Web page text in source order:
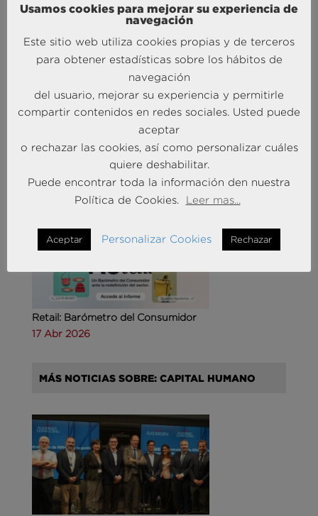
Agencias de viajes: del mostrador al taller de
experiencias
MÁS NOTICIAS SOBRE: CUSTOMER
Retail: Barómetro del Consumidor
17 Abr 2026
MÁS NOTICIAS SOBRE: CAPITAL HUMANO
Usamos cookies para mejorar su experiencia de
navegación
Este sitio web utiliza cookies propias y de terceros
para obtener estadísticas sobre los hábitos de
navegación
del usuario, mejorar su experiencia y permitirle
compartir contenidos en redes sociales. Usted puede
aceptar
o rechazar las cookies, así como personalizar cuáles
quiere deshabilitar.
Puede encontrar toda la información den nuestra
Política de Cookies.
Leer mas...
Aceptar Personalizar Cookies Rechazar